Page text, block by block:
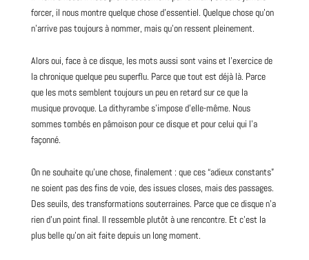
forcer, il nousmontrequelque chose d’essentiel. Quelque chose qu’on
n’arrive pas toujours à nommer, mais qu’on ressent pleinement.
Alors oui, face à ce disque, les mots aussi sont vains et l’exercice de
lachroniquequelque peu superflu. Parce que tout est déjà là. Parce
que les mots semblent toujours un peu en retard sur ce que la
musique provoque. La dithyrambe s’impose d’elle-même. Nous
sommes tombés enpâmoisonpour ce disque et pour celui qui l’a
façonné.
On ne souhaite qu’une chose, finalement : que ces “adieux constants”
ne soient pas des fins de voie, des issues closes, mais des passages.
Des seuils, des transformations souterraines. Parce que ce disque n’a
rien d’un point final. Il ressemble plutôt à une rencontre. Et c’est la
plus belle qu’on ait faite depuis un long moment.